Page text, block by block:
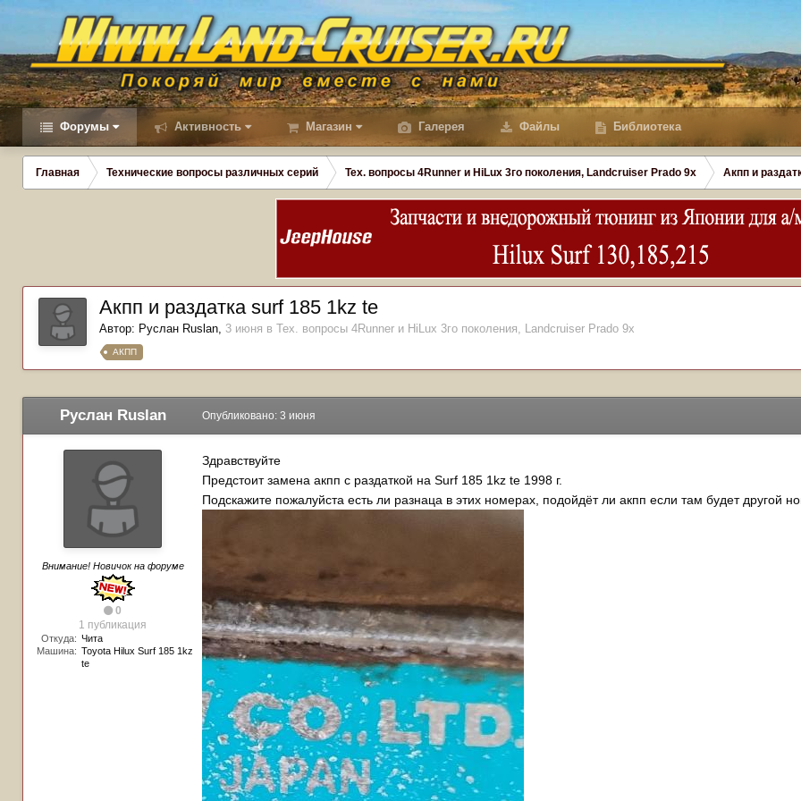
Форумы Активность Магазин Галерея Файлы Библиотека
Главная Технические вопросы различных серий Тех. вопросы 4Runner и HiLux 3го поколения, Landсruiser Prado 9x Акпп и
Акпп и раздатка surf 185 1kz te
Автор: Руслан Ruslan, 3 июня в Тех. вопросы 4Runner и HiLux 3го поколения, Landсruiser Prado 9x
АКПП
Руслан Ruslan
Внимание! Новичок на форуме
0
1 публикация
Откуда: Чита
Машина: Toyota Hilux Surf 185 1kz
te
Опубликовано: 3 июня
Здравствуйте
Предстоит замена акпп с раздаткой на Surf 185 1kz te 1998 г.
Подскажите пожалуйста есть ли разнаца в этих номерах, подойдёт ли акпп если там будет другой